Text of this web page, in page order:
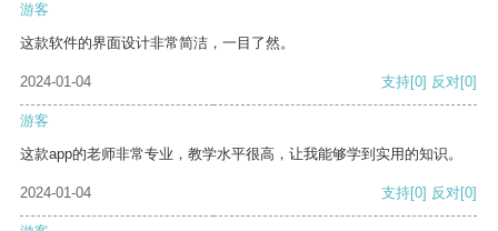
游客
这款软件的界面设计非常简洁，一目了然。
2024-01-04 支持[0] 反对[0]
游客
这款app的老师非常专业，教学水平很高，让我能够学到实用的知识。
2024-01-04 支持[0] 反对[0]